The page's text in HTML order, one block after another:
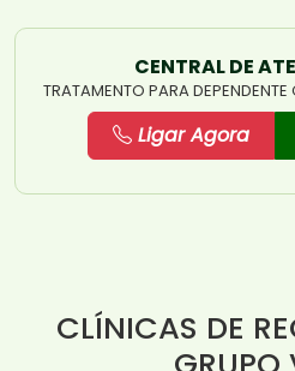
CENTRAL DE
TRATAMENTO PARA
Ligar Agora
CLÍNICAS DE